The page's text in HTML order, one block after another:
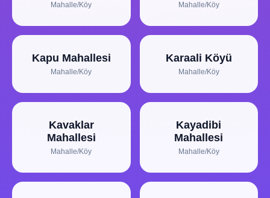
Mahalle/Köy Mahalle/Köy
Kapu Mahallesi
Mahalle/Köy
Karaali Köyü
Mahalle/Köy
Kavaklar
Mahallesi
Mahalle/Köy
Kayadibi
Mahallesi
Mahalle/Köy